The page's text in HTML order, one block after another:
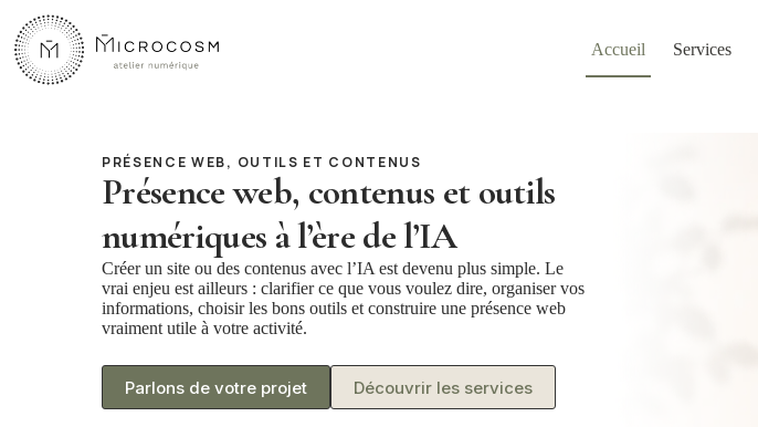
contenu
Accueil Services
PRÉSENCE WEB, OUTILS ET CONTENUS
Présence web, contenus et outils
numériques à l’ère de l’IA
Créer un site ou des contenus avec l’IA est devenu plus simple. Le
vrai enjeu est ailleurs : clarifier ce que vous voulez dire, organiser vos
informations, choisir les bons outils et construire une présence web
vraiment utile à votre activité.
Parlons de votre projet Découvrir les services